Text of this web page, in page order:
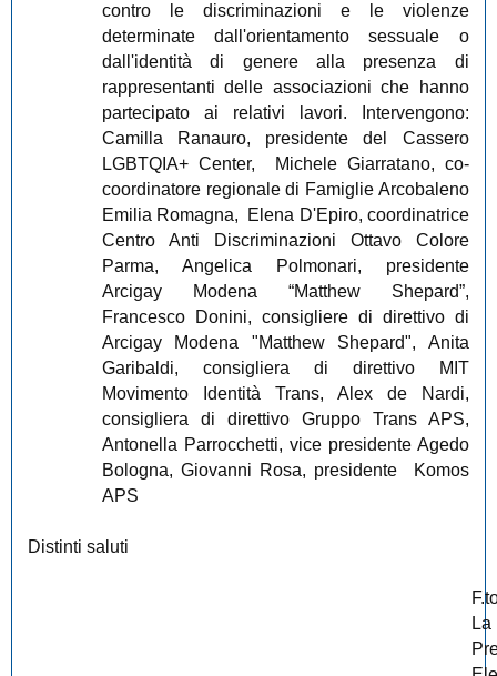
contro le discriminazioni e le violenze
determinate dall'orientamento sessuale o
dall'identità di genere alla presenza di
rappresentanti delle associazioni che hanno
partecipato ai relativi lavori. Intervengono:
Camilla Ranauro, presidente del Cassero
LGBTQIA+ Center,
Michele Giarratano, co-
coordinatore regionale di Famiglie Arcobaleno
Emilia Romagna,
Elena D'Epiro, coordinatrice
Centro Anti Discriminazioni Ottavo Colore
Parma, Angelica Polmonari, presidente
Arcigay Modena “Matthew Shepard”,
Francesco Donini, consigliere di direttivo di
Arcigay Modena "Matthew Shepard", Anita
Garibaldi, consigliera di direttivo MIT
Movimento Identità Trans, Alex de Nardi,
consigliera di direttivo Gruppo Trans APS,
Antonella Parrocchetti, vice presidente Agedo
Bologna, Giovanni Rosa, presidente
Komos
APS
Distinti saluti
La